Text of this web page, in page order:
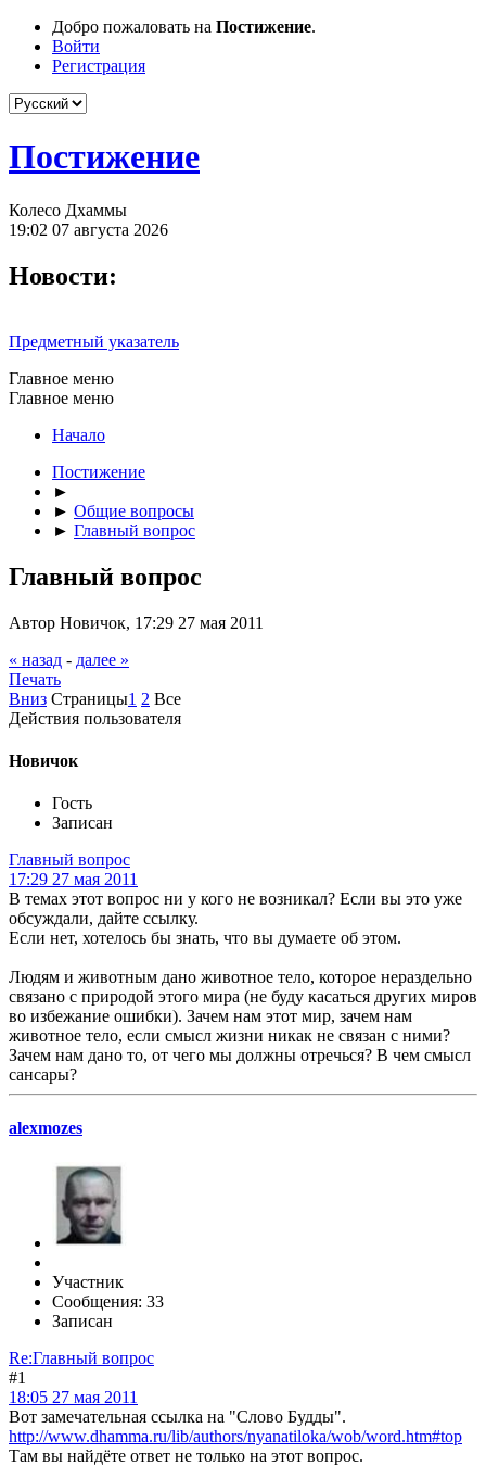
Добро пожаловать на Постижение.
Войти
Регистрация
Постижение
Колесо Дхаммы
19:02 07 августа 2026
Новости:
Предметный указатель
Главное меню
Главное меню
Начало
Постижение
►
► Общие вопросы
► Главный вопрос
Главный вопрос
Автор Новичок, 17:29 27 мая 2011
« назад - далее »
Печать
Вниз Страницы1 2 Все
Действия пользователя
Новичок
Гость
Записан
Главный вопрос
17:29 27 мая 2011
В темах этот вопрос ни у кого не возникал? Если вы это уже
обсуждали, дайте ссылку.
Если нет, хотелось бы знать, что вы думаете об этом.
Людям и животным дано животное тело, которое нераздельно
связано с природой этого мира (не буду касаться других миров
во избежание ошибки). Зачем нам этот мир, зачем нам
животное тело, если смысл жизни никак не связан с ними?
Зачем нам дано то, от чего мы должны отречься? В чем смысл
сансары?
alexmozes
Участник
Сообщения: 33
Записан
Re:Главный вопрос
#1
18:05 27 мая 2011
Вот замечательная ссылка на "Слово Будды".
http://www.dhamma.ru/lib/authors/nyanatiloka/wob/word.htm#top
Там вы найдёте ответ не только на этот вопрос.